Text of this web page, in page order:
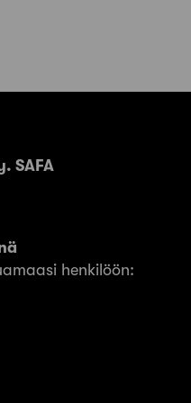
SAFA
henkilöön: